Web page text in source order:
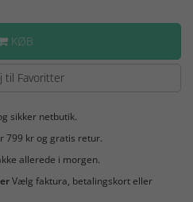
KØB
til Favoritter
sikker netbutik.
799 kr og gratis retur.
allerede i morgen.
Vælg faktura, betalingskort eller